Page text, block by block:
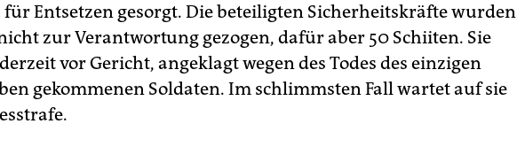
Entsetzen gesorgt. Die beteiligten Sicherheitskräfte wurden
zur Verantwortung gezogen, dafür aber 50 Schiiten. Sie
vor Gericht, angeklagt wegen des Todes des einzigen
gekommenen Soldaten. Im schlimmsten Fall wartet auf sie